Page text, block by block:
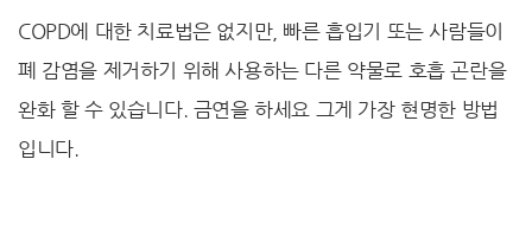
COPD에 대한 치료법은 없지만, 빠른 흡입기 또는 사람들이
폐 감염을 제거하기 위해 사용하는 다른 약물로 호흡 곤란을
완화 할 수 있습니다. 금연을 하세요 그게 가장 현명한 방법
입니다.